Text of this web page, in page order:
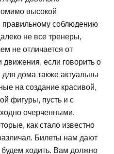
высокой
правильному соблюдению
не все тренеры,
не отличается от
если говорить о
дома также актуальны
на создание красивой,
фигуры, пусть и с
очерченными,
как стало известно
Билеты нам дают
ходить. Вам должно